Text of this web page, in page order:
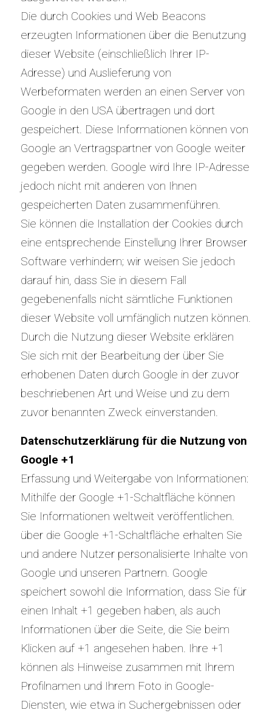
Die durch Cookies und Web Beacons
erzeugten Informationen über die Benutzung
dieser Website (einschließlich Ihrer IP-
Adresse) und Auslieferung von
Werbeformaten werden an einen Server von
Google in den USA übertragen und dort
gespeichert. Diese Informationen können von
Google an Vertragspartner von Google weiter
gegeben werden. Google wird Ihre IP-Adresse
jedoch nicht mit anderen von Ihnen
gespeicherten Daten zusammenführen.
Sie können die Installation der Cookies durch
eine entsprechende Einstellung Ihrer Browser
Software verhindern; wir weisen Sie jedoch
darauf hin, dass Sie in diesem Fall
gegebenenfalls nicht sämtliche Funktionen
dieser Website voll umfänglich nutzen können.
Durch die Nutzung dieser Website erklären
Sie sich mit der Bearbeitung der über Sie
erhobenen Daten durch Google in der zuvor
beschriebenen Art und Weise und zu dem
zuvor benannten Zweck einverstanden.
Datenschutzerklärung für die Nutzung von
Google +1
Erfassung und Weitergabe von Informationen:
Mithilfe der Google +1-Schaltfläche können
Sie Informationen weltweit veröffentlichen.
über die Google +1-Schaltfläche erhalten Sie
und andere Nutzer personalisierte Inhalte von
Google und unseren Partnern. Google
speichert sowohl die Information, dass Sie für
einen Inhalt +1 gegeben haben, als auch
Informationen über die Seite, die Sie beim
Klicken auf +1 angesehen haben. Ihre +1
können als Hinweise zusammen mit Ihrem
Profilnamen und Ihrem Foto in Google-
Diensten, wie etwa in Suchergebnissen oder